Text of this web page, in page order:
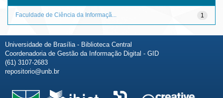
1
Faculdade de Ciência da Informaçã...
Universidade de Brasília - Biblioteca Central
Coordenadoria de Gestão da Informação Digital - GID
(61) 3107-2683
repositorio@unb.br